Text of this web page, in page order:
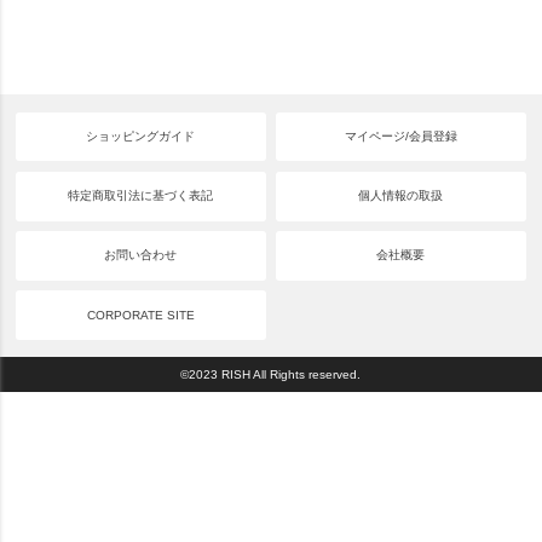
ショッピングガイド マイページ/会員登録
特定商取引法に基づく表記 個人情報の取扱
お問い合わせ 会社概要
CORPORATE SITE
©2023 RISH All Rights reserved.